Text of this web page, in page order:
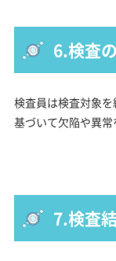
6.検査
検査員は検査対象
基づいて欠陥や異常
7.検査